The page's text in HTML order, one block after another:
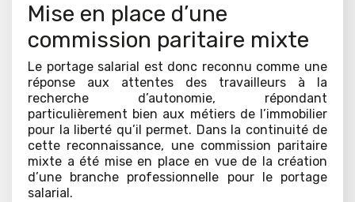
Mise en place d’une
commission paritaire mixte
Le portage salarial est donc reconnu comme une
réponse aux attentes des travailleurs à la
recherche d’autonomie, répondant
particulièrement bien aux métiers de l’immobilier
pour la liberté qu’il permet. Dans la continuité de
cette reconnaissance, une commission paritaire
mixte a été mise en place en vue de la création
d’une branche professionnelle pour le portage
salarial.